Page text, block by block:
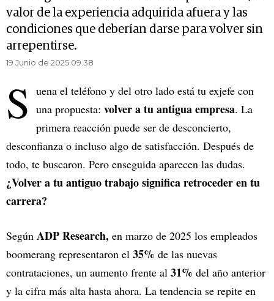
valor de la experiencia adquirida afuera y las
condiciones que deberían darse para volver sin
arrepentirse.
19 Junio de 2025 09.38
S uena el teléfono y del otro lado está tu exjefe con
una propuesta: volver a tu antigua empresa. La
primera reacción puede ser de desconcierto,
desconfianza o incluso algo de satisfacción. Después de
todo, te buscaron. Pero enseguida aparecen las dudas.
¿Volver a tu antiguo trabajo significa retroceder en tu
carrera?
Según ADP Research, en marzo de 2025 los empleados
boomerang representaron el 35% de las nuevas
contrataciones, un aumento frente al 31% del año anterior
y la cifra más alta hasta ahora. La tendencia se repite en